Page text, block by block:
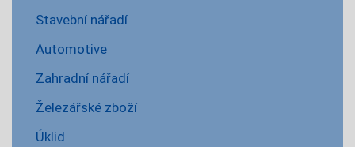
Stavební nářadí
Automotive
Zahradní nářadí
Železářské zboží
Úklid